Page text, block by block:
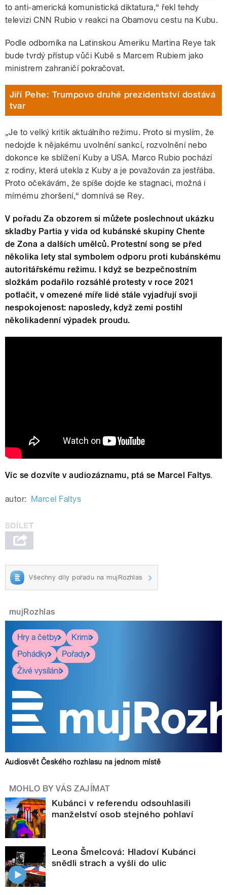
to anti-americká komunistická diktatura,“ řekl tehdy
televizi CNN Rubio v reakci na Obamovu cestu na Kubu.
Podle odborníka na Latinskou Ameriku Martina Reye tak
bude tvrdý přístup vůči Kubě s Marcem Rubiem jako
ministrem zahraničí pokračovat.
Jiří Pehe: Trumpovo druhé prezidentství dostává
tvar
„Je to velký kritik aktuálního režimu. Proto si myslím, že
nedojde k nějakému uvolnění sankcí, rozvolnění nebo
dokonce ke sblížení Kuby a USA. Marco Rubio pochází
z rodiny, která utekla z Kuby a je považován za jestřába.
Proto očekávám, že spíše dojde ke stagnaci, možná i
mírnému zhoršení,“ domnívá se Rey.
V pořadu Za obzorem si můžete poslechnout ukázku
skladby Partia y vida od kubánské skupiny Chente
de Zona a dalších umělců. Protestní song se před
několika lety stal symbolem odporu proti kubánskému
autoritářskému režimu. I když se bezpečnostním
složkám podařilo rozsáhlé protesty v roce 2021
potlačit, v omezené míře lidé stále vyjadřují svoji
nespokojenost: naposledy, když zemi postihl
několikadenní výpadek proudu.
Víc se dozvíte v audiozáznamu, ptá se Marcel Faltys.
autor: Marcel Faltys
Všechny díly pořadu na mujRozhlas
mujRozhlas
Hry a četby
Krimi
Pohádky
Pořady
Živé vysílání
Audiosvět Českého rozhlasu na jednom místě
MOHLO BY VÁS ZAJÍMAT
Kubánci v referendu odsouhlasili
manželství osob stejného pohlaví
Leona Šmelcová: Hladoví Kubánci
snědli strach a vyšli do ulic